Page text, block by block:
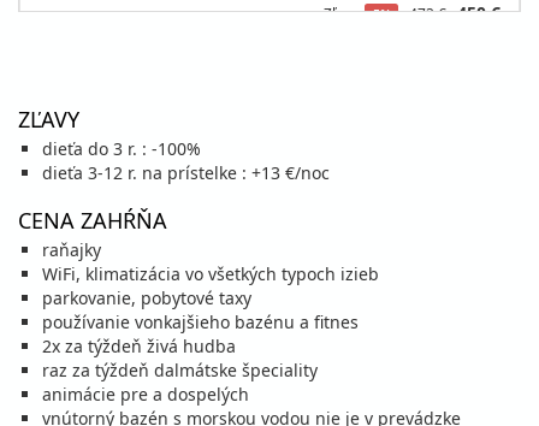
Zľava
5% 473 € 450 €
september 2026
05.09. - 12.09.26 sobota - sobota
vypočítať cenu
12.09. - 19.09.26 sobota - sobota
raňajky
vlastná
vypočítať cenu
ZĽAVY
dieťa do 3 r. : -100%
dieťa 3-12 r. na prístelke : +13 €/noc
CENA ZAHŔŇA
raňajky
WiFi, klimatizácia vo všetkých typoch izieb
parkovanie, pobytové taxy
používanie vonkajšieho bazénu a fitnes
2x za týždeň živá hudba
raz za týždeň dalmátske špeciality
animácie pre a dospelých
vnútorný bazén s morskou vodou nie je v prevádzke